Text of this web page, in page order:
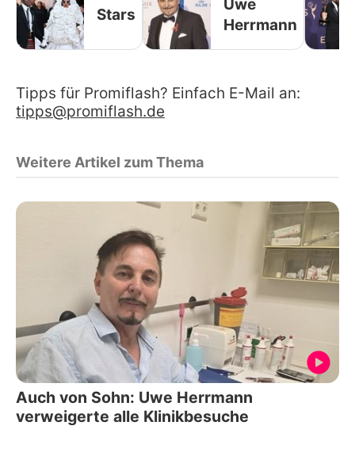
Stars
Uwe
Herrmann
Tipps für Promiflash? Einfach E-Mail an:
tipps@promiflash.de
Weitere Artikel zum Thema
Auch von Sohn: Uwe Herrmann
verweigerte alle Klinikbesuche